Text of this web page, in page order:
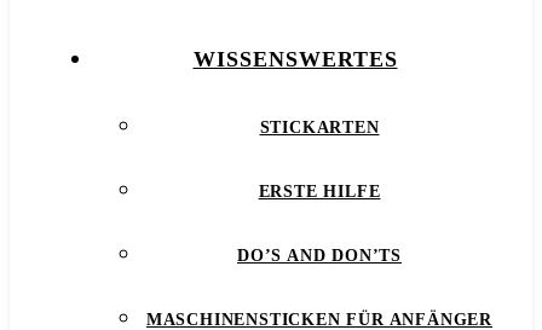
WISSENSWERTES
STICKARTEN
ERSTE HILFE
DO’S AND DON’TS
MASCHINENSTICKEN FÜR ANFÄNGER